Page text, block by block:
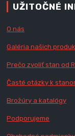
UŽITOČNÉ
O nás
Galéria našich
Prečo zvoliť stan od
Časté otázky k
Brožúry a katalógy
Podporujeme